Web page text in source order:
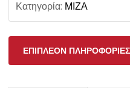
Κατηγορία: ΜΙΖΑ
ΕΠΙΠΛΈΟΝ ΠΛΗΡΟΦΟΡΊΕΣ